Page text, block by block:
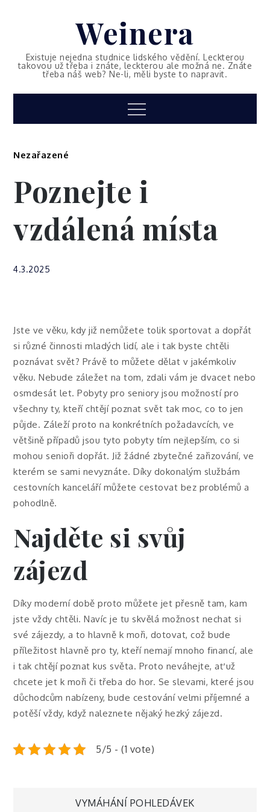
Weinera
Existuje nejedna studnice lidského vědění. Leckterou
takovou už třeba i znáte, leckterou ale možná ne. Znáte
třeba náš web? Ne-li, měli byste to napravit.
Menu
Nezařazené
Poznejte i
vzdálená místa
4.3.2025
Jste ve věku, kdy již nemůžete tolik sportovat a dopřát
si různé činnosti mladých lidí, ale i tak byste chtěli
poznávat svět? Právě to můžete dělat v jakémkoliv
věku. Nebude záležet na tom, zdali vám je dvacet nebo
osmdesát let.Pobyty pro seniory jsou možností pro
všechny ty, kteří chtějí poznat svět tak moc, co to jen
půjde. Záleží proto na konkrétních požadavcích, ve
většině případů jsou tyto pobyty tím nejlepším, co si
mohou senioři dopřát. Již žádné zbytečné zařizování, ve
kterém se sami nevyznáte. Díky dokonalým službám
cestovních kanceláří můžete cestovat bez problémů a
pohodlně.
Najděte si svůj
zájezd
Díky moderní době proto můžete jet přesně tam, kam
jste vždy chtěli. Navíc je tu skvělá možnost nechat si
své zájezdy, a to hlavně k moři, dotovat, což bude
příležitost hlavně pro ty, kteří nemají mnoho financí, ale
i tak chtějí poznat kus světa. Proto neváhejte, ať už
chcete jet k moři či třeba do hor. Se slevami, které jsou
důchodcům nabízeny, bude cestování velmi příjemné a
potěší vždy, když naleznete nějaký hezký zájezd.
5/5 - (1 vote)
VYMÁHÁNÍ POHLEDÁVEK